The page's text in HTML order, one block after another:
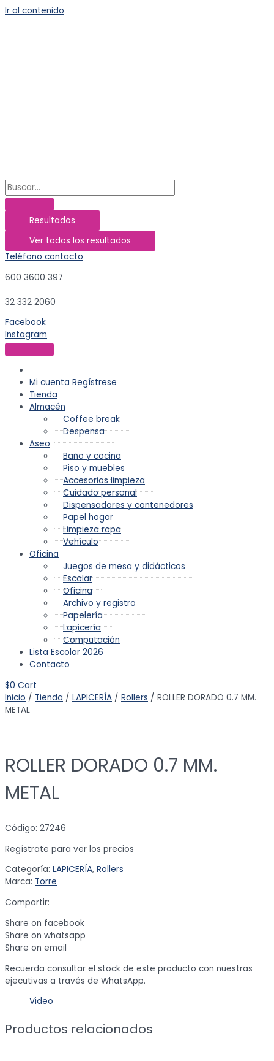
Ir al contenido
Resultados
Ver todos los resultados
Teléfono contacto
600 3600 397
32 332 2060
Facebook
Instagram
Mi cuenta Regístrese
Tienda
Almacén
Coffee break
Despensa
Aseo
Baño y cocina
Piso y muebles
Accesorios limpieza
Cuidado personal
Dispensadores y contenedores
Papel hogar
Limpieza ropa
Vehículo
Oficina
Juegos de mesa y didácticos
Escolar
Oficina
Archivo y registro
Papelería
Lapicería
Computación
Lista Escolar 2026
Contacto
$0 Cart
Inicio / Tienda / LAPICERÍA / Rollers / ROLLER DORADO 0.7 MM.
METAL
ROLLER DORADO 0.7 MM.
METAL
Código: 27246
Regístrate para ver los precios
Categoría: LAPICERÍA, Rollers
Marca: Torre
Compartir:
Share on facebook
Share on whatsapp
Share on email
Recuerda consultar el stock de este producto con nuestras
ejecutivas a través de WhatsApp.
Video
Productos relacionados